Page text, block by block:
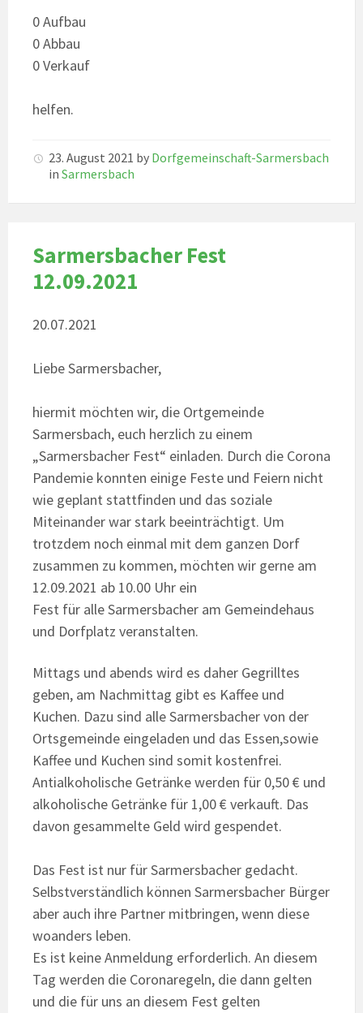
0 Aufbau
0 Abbau
0 Verkauf
helfen.
23. August 2021 by Dorfgemeinschaft-Sarmersbach
in Sarmersbach
Sarmersbacher Fest
12.09.2021
20.07.2021
Liebe Sarmersbacher,
hiermit möchten wir, die Ortgemeinde
Sarmersbach, euch herzlich zu einem
„Sarmersbacher Fest“ einladen. Durch die Corona
Pandemie konnten einige Feste und Feiern nicht
wie geplant stattfinden und das soziale
Miteinander war stark beeinträchtigt. Um
trotzdem noch einmal mit dem ganzen Dorf
zusammen zu kommen, möchten wir gerne am
12.09.2021 ab 10.00 Uhr ein
Fest für alle Sarmersbacher am Gemeindehaus
und Dorfplatz veranstalten.
Mittags und abends wird es daher Gegrilltes
geben, am Nachmittag gibt es Kaffee und
Kuchen. Dazu sind alle Sarmersbacher von der
Ortsgemeinde eingeladen und das Essen,sowie
Kaffee und Kuchen sind somit kostenfrei.
Antialkoholische Getränke werden für 0,50 € und
alkoholische Getränke für 1,00 € verkauft. Das
davon gesammelte Geld wird gespendet.
Das Fest ist nur für Sarmersbacher gedacht.
Selbstverständlich können Sarmersbacher Bürger
aber auch ihre Partner mitbringen, wenn diese
woanders leben.
Es ist keine Anmeldung erforderlich. An diesem
Tag werden die Coronaregeln, die dann gelten
und die für uns an diesem Fest gelten